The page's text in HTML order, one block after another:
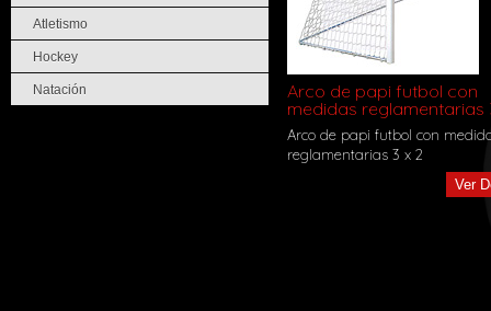
Atletismo
Hockey
Natación
Arco de papi futbol con
medidas reglamentarias
Arco de papi futbol con
reglamentarias 3 x 2
Ver